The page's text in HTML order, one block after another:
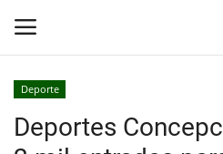
Inicio
Deporte
Deportes